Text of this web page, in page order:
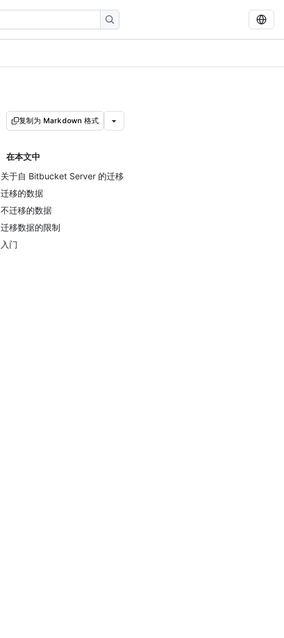
复制为 Markdown 格式
在本文中
关于自 Bitbucket Server 的迁移
迁移的数据
不迁移的数据
迁移数据的限制
入门